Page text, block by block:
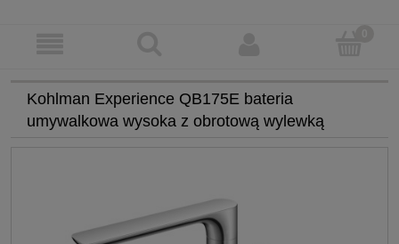
Kohlman Experience QB175E bateria
umywalkowa wysoka z obrotową wylewką